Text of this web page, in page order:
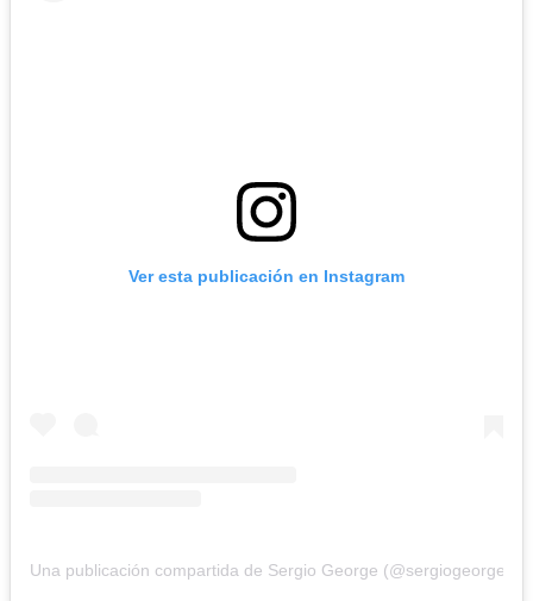
Ver esta publicación en Instagram
Una publicación compartida de Sergio George (@sergiogeorge)